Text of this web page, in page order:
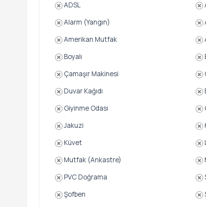
ADSL
Alarm (Yangın)
Amerikan Mutfak
Boyalı
Çamaşır Makinesi
Duvar Kağıdı
Giyinme Odası
Jakuzi
Küvet
Mutfak (Ankastre)
PVC Doğrama
Şofben